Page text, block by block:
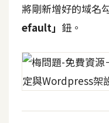
e
r
c
金
將剛新增好的域名
efault」 鈕。